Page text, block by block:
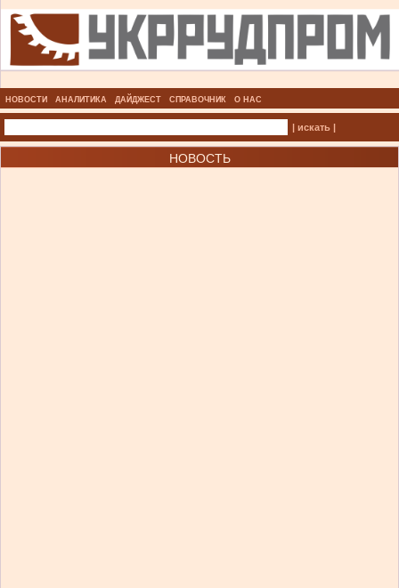
НОВОСТИ АНАЛИТИКА ДАЙДЖЕСТ СПРАВОЧНИК О НАС
| искать |
НОВОСТЬ